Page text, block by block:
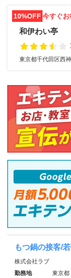
10%OFF 今すぐ
和伊わい亭
東京都千代田区西
もつ鍋の接客/
株式会社ラブ
勤務地
東京都